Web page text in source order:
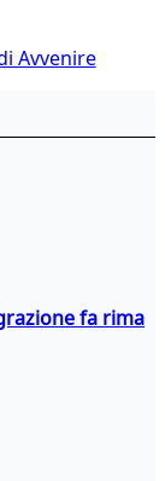
Avvenire
fa rima